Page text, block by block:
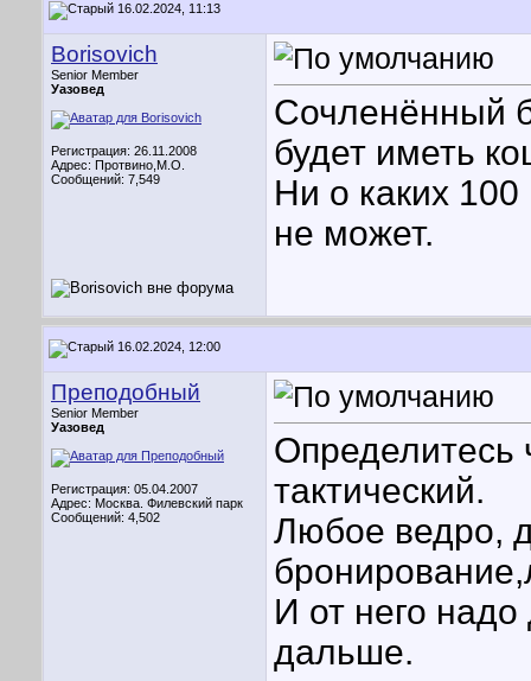
16.02.2024, 11:13
Borisovich
Senior Member
Уазовед
Регистрация: 26.11.2008
Адрес: Протвино,М.О.
Сообщений: 7,549
Сочленённый
будет иметь
Ни о каких
не может.
16.02.2024, 12:00
Преподобный
Senior Member
Уазовед
Регистрация: 05.04.2007
Адрес: Москва. Филевский парк
Сообщений: 4,502
Определитесь
тактический.
Любое ведро,
И от него
дальше.